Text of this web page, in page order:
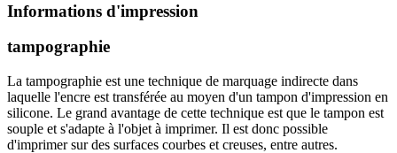
Informations d'impression
tampographie
La tampographie est une technique de marquage indirecte dans
laquelle l'encre est transférée au moyen d'un tampon d'impression en
silicone. Le grand avantage de cette technique est que le tampon est
souple et s'adapte à l'objet à imprimer. Il est donc possible
d'imprimer sur des surfaces courbes et creuses, entre autres.